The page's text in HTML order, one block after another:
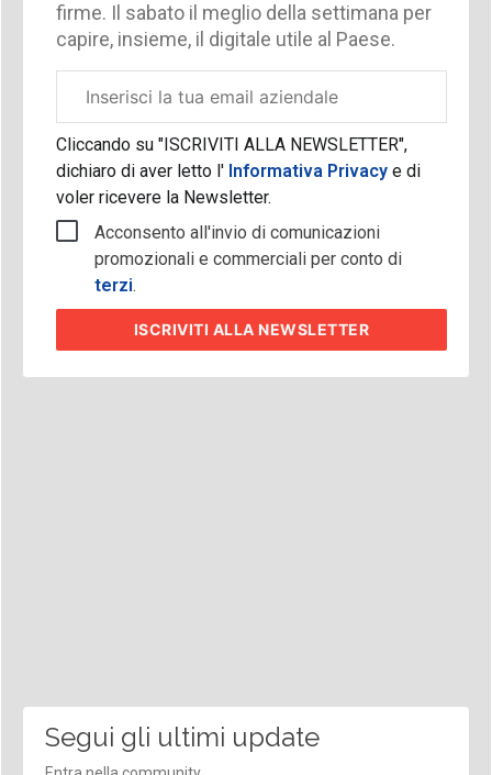
firme. Il sabato il meglio della settimana per
capire, insieme, il digitale utile al Paese.
aziendale
Cliccando su "ISCRIVITI ALLA NEWSLETTER",
dichiaro di aver letto l'Informativa Privacy e di
voler ricevere la Newsletter.
Acconsento all'invio di comunicazioni
promozionali e commerciali per conto di
terzi.
ISCRIVITI ALLA NEWSLETTER
Segui gli ultimi update